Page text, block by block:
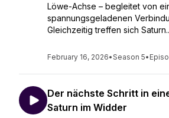
Löwe-Achse – begleitet von
spannungsgeladenen
Gleichzeitig treffen sich
February 16, 2026•Season 5•
Der nächste Schritt in
Saturn im Widder